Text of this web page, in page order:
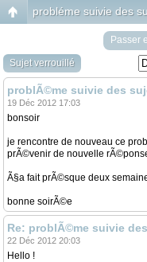
probléme suivie des
Passer
Sujet verrouillé
problÃ©me suivie des
19 Déc 2012 17:03
bonsoir
je rencontre de nouveau ce
prÃ©venir de nouvelle
Ã§a fait prÃ©sque deux
bonne soirÃ©e
Re: problÃ©me suivie
22 Déc 2012 20:03
Hello !